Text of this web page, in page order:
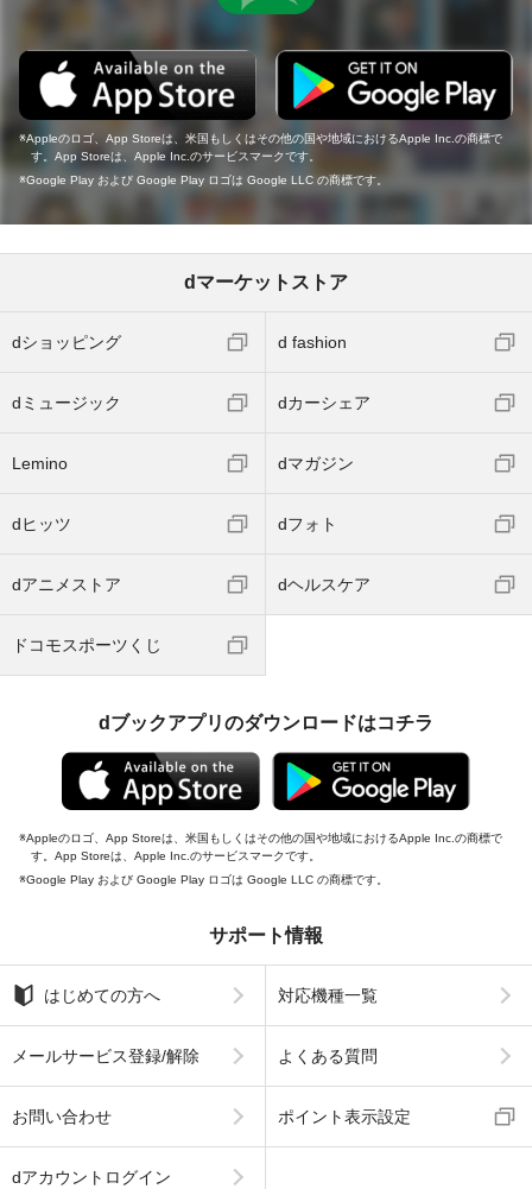
Appleのロゴ、App Storeは、米国もしくはその他の国や地域におけるApple Inc.の商標で
す。App Storeは、Apple Inc.のサービスマークです。
Google Play および Google Play ロゴは Google LLC の商標です。
dマーケットストア
dショッピング d fashion
dミュージック dカーシェア
Lemino dマガジン
dヒッツ dフォト
dアニメストア dヘルスケア
ドコモスポーツくじ
dブックアプリのダウンロードはコチラ
Appleのロゴ、App Storeは、米国もしくはその他の国や地域におけるApple Inc.の商標で
す。App Storeは、Apple Inc.のサービスマークです。
Google Play および Google Play ロゴは Google LLC の商標です。
サポート情報
はじめての方へ 対応機種一覧
メールサービス登録/解除 よくある質問
お問い合わせ ポイント表示設定
dアカウントログイン